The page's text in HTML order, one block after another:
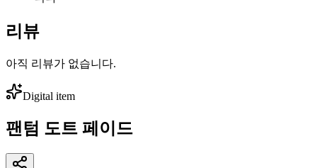
리뷰
아직 리뷰가 없습니다.
Digital item
팬텀 도트 페이드